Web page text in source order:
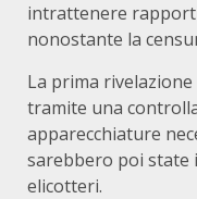
intrattenere
nonostante la
La prima rivelazione
tramite una
apparecchiature
sarebbero poi state
elicotteri.